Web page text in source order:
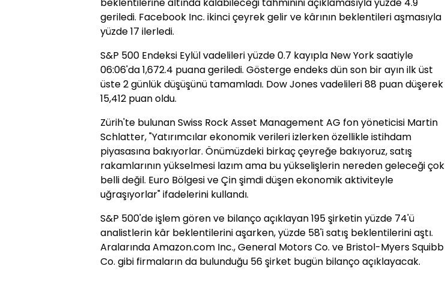
beklentilerine altında kalabileceği tahminini açıklamasıyla yüzde 4.9
geriledi. Facebook Inc. ikinci çeyrek gelir ve kârının beklentileri aşmasıyla
yüzde 17 ilerledi.
S&P 500 Endeksi Eylül vadelileri yüzde 0.7 kayıpla New York saatiyle
06:06'da 1,672.4 puana geriledi. Gösterge endeks dün son bir ayın ilk üst
üste 2 günlük düşüşünü tamamladı. Dow Jones vadelileri 88 puan düşerek
15,412 puan oldu.
Zürih'te bulunan Swiss Rock Asset Management AG fon yöneticisi Martin
Schlatter, "Yatırımcılar ekonomik verileri izlerken özellikle istihdam
piyasasına bakıyorlar. Önümüzdeki birkaç çeyreğe bakıyoruz, satış
rakamlarının yükselmesi lazım ama bu yükselişlerin nereden geleceği çok
belli değil. Euro Bölgesi ve Çin şimdi düşen ekonomik aktiviteyle
uğraşıyorlar" ifadelerini kullandı.
S&P 500'de işlem gören ve bilanço açıklayan 195 şirketin yüzde 74'ü
analistlerin kâr beklentilerini aşarken, yüzde 58'i satış beklentilerini aştı.
Aralarında Amazon.com Inc., General Motors Co. ve Bristol-Myers Squibb
Co. gibi firmaların da bulunduğu 56 şirket bugün bilanço açıklayacak.